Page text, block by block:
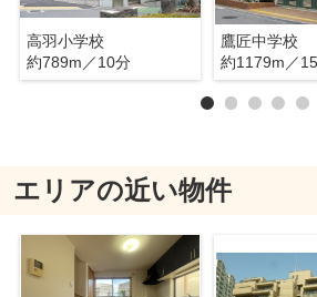
高羽小学校
約789m／10分
鷹匠中学校
約1179m／
エリアの近い物件